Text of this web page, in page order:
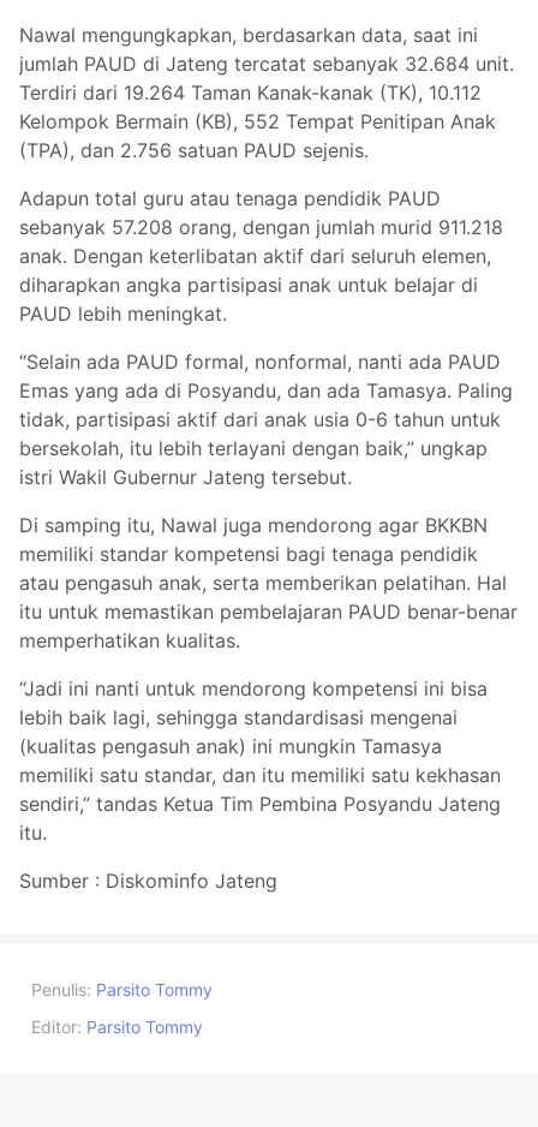
Nawal mengungkapkan, berdasarkan data, saat ini
jumlah PAUD di Jateng tercatat sebanyak 32.684 unit.
Terdiri dari 19.264 Taman Kanak-kanak (TK), 10.112
Kelompok Bermain (KB), 552 Tempat Penitipan Anak
(TPA), dan 2.756 satuan PAUD sejenis.
Adapun total guru atau tenaga pendidik PAUD
sebanyak 57.208 orang, dengan jumlah murid 911.218
anak. Dengan keterlibatan aktif dari seluruh elemen,
diharapkan angka partisipasi anak untuk belajar di
PAUD lebih meningkat.
“Selain ada PAUD formal, nonformal, nanti ada PAUD
Emas yang ada di Posyandu, dan ada Tamasya. Paling
tidak, partisipasi aktif dari anak usia 0-6 tahun untuk
bersekolah, itu lebih terlayani dengan baik,” ungkap
istri Wakil Gubernur Jateng tersebut.
Di samping itu, Nawal juga mendorong agar BKKBN
memiliki standar kompetensi bagi tenaga pendidik
atau pengasuh anak, serta memberikan pelatihan. Hal
itu untuk memastikan pembelajaran PAUD benar-benar
memperhatikan kualitas.
“Jadi ini nanti untuk mendorong kompetensi ini bisa
lebih baik lagi, sehingga standardisasi mengenai
(kualitas pengasuh anak) ini mungkin Tamasya
memiliki satu standar, dan itu memiliki satu kekhasan
sendiri,” tandas Ketua Tim Pembina Posyandu Jateng
itu.
Sumber : Diskominfo Jateng
Penulis: Parsito Tommy
Editor: Parsito Tommy